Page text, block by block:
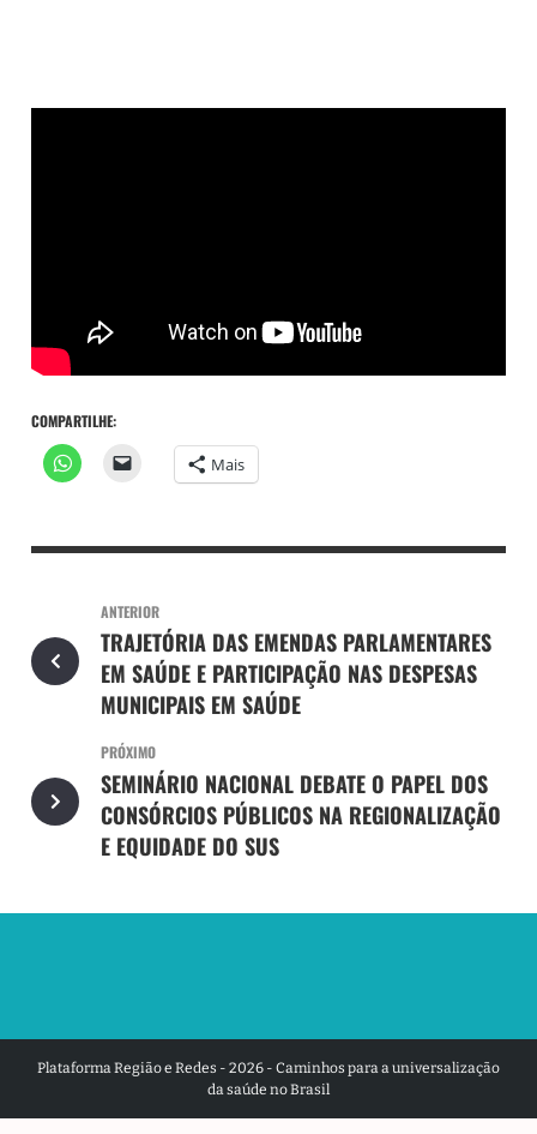
COMPARTILHE:
Mais
ANTERIOR
TRAJETÓRIA DAS EMENDAS PARLAMENTARES
EM SAÚDE E PARTICIPAÇÃO NAS DESPESAS
MUNICIPAIS EM SAÚDE
PRÓXIMO
SEMINÁRIO NACIONAL DEBATE O PAPEL DOS
CONSÓRCIOS PÚBLICOS NA REGIONALIZAÇÃO
E EQUIDADE DO SUS
Plataforma Região e Redes - 2026 - Caminhos para a universalização
da saúde no Brasil